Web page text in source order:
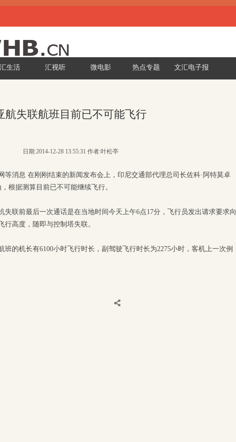
汇生活 汇视听 微电影 热点专题 文汇电子报
航失联航班目前已不可能飞行
日期:2014-12-28 13:55:31 作者:叶松亭
等消息 在刚刚结束的新闻发布会上，印尼交通部代理总司长佐科·阿特莫卓
根据测算目前已不可能继续飞行。
失联前最后一次通话是在当地时间今天上午6点17分，飞行员发出请求要求向
高度，随即与控制塔失联。
班的机长有6100小时飞行时长，副驾驶飞行时长为2275小时，客机上一次例